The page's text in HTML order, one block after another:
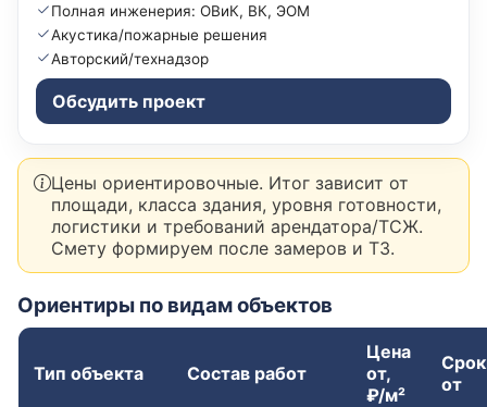
Полная инженерия: ОВиК, ВК, ЭОМ
Акустика/пожарные решения
Авторский/технадзор
Обсудить проект
Цены ориентировочные. Итог зависит от
площади, класса здания, уровня готовности,
логистики и требований арендатора/ТСЖ.
Смету формируем после замеров и ТЗ.
Ориентиры по видам объектов
Тип объекта Состав работ
Цена
от,
₽/м²
от